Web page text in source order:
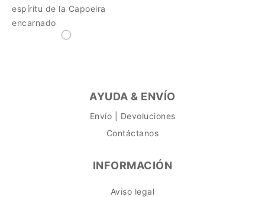
espíritu de la Capoeira
encarnado
AYUDA & ENVÍO
Envío | Devoluciones
Contáctanos
INFORMACIÓN
Aviso legal